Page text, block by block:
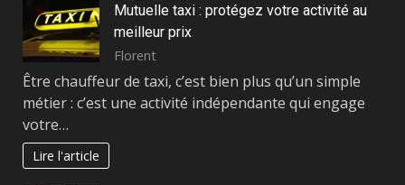
Mutuelle taxi : protégez votre activité au
meilleur prix
Florent
Être chauffeur de taxi, c’est bien plus qu’un simple
métier : c’est une activité indépendante qui engage
votre…
Lire l'article